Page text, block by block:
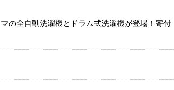
の全自動洗濯機とドラム式洗濯機が登場！寄付